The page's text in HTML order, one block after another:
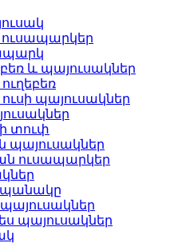
ուսապարկեր
և պայուսակներ
պայուսակներ
տուփ
պայուսակներ
ուսապարկեր
պայուսակներ
պայուսակներ